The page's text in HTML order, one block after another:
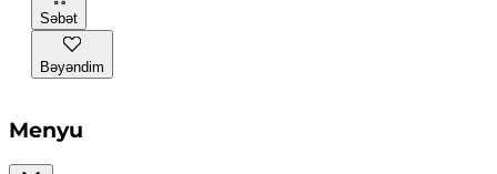
Səbət
Bəyəndim
Menyu